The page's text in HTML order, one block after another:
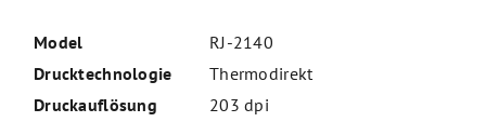
Model
RJ-2140
Drucktechnologie
Thermodirekt
Druckauflösung
203 dpi